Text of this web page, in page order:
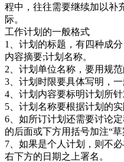
程中，往往需要继续加以补
际。
工作计划的一般格式
1、计划的标题，有四种成
内容摘要;计划名称。
2、计划单位名称，要用规范
3、计划时限要具体写明，
4、计划内容要标明计划所针
5、计划名称要根据计划的
6、如所订计划还需要讨论
的后面或下方用括号加注“草
7、如果是个人计划，则不
右下方的日期之上署名。